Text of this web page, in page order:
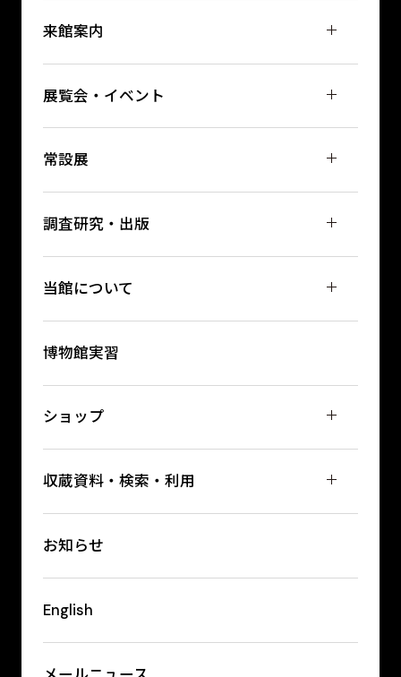
来館案内
展覧会・イベント
常設展
調査研究・出版
当館について
博物館実習
ショップ
収蔵資料・検索・利用
お知らせ
English